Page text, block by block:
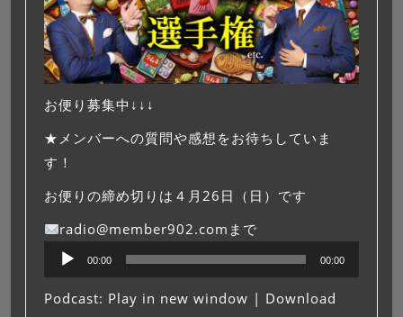
お便り募集中↓↓↓
★メンバーへの質問や感想をお待ちしていま
す！
お便りの締め切りは４月26日（日）です
radio@member902.comまで
プ
00:00 00:00
Podcast: Play in new window | Download